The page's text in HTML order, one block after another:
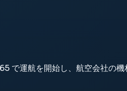
運航を開始し、航空会社の機